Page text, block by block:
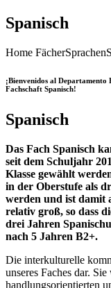
Spanisch
Home FächerSprachen
¡Bienvenidos al
Fachschaft Spanisch!
Spanisch
Das Fach Spanisch
seit dem Schuljahr
Klasse gewählt
in der Oberstufe als
werden und ist
relativ groß, so dass
drei Jahren
nach 5 Jahren B2+.
Die interkulturelle
unseres Faches dar.
handlungsorientierten